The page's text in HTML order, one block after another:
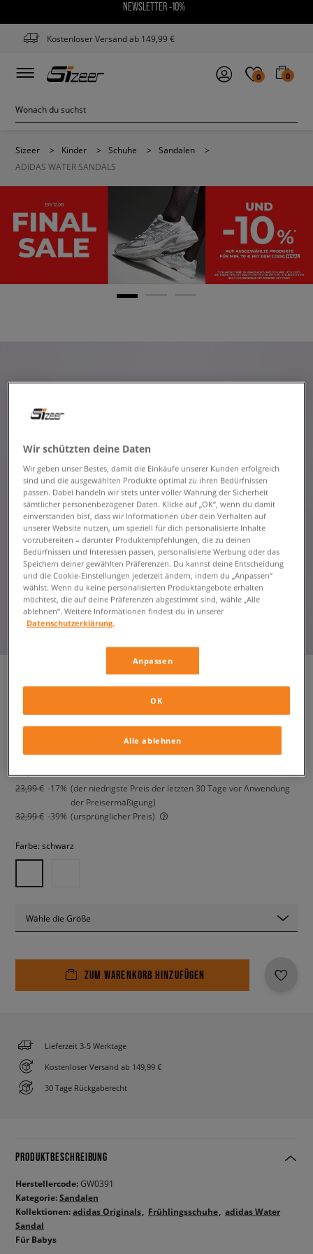
NEWSLETTER -10%
Kostenloser Versand ab 149,99 €
0 0
Sizeer > Kinder > Schuhe > Sandalen
>
ADIDAS WATER SANDALS
kinder, sandalen
23,99 € -17% (der niedrigste Preis der letzten 30 Tage vor Anwendung
der Preisermäßigung)
32,99 € -39% (ursprünglicher Preis)
Farbe: schwarz
Wähle die Größe
ZUM WARENKORB HINZUFÜGEN
Lieferzeit 3-5 Werktage
Kostenloser Versand ab 149,99 €
30 Tage Rückgaberecht
PRODUKTBESCHREIBUNG
Herstellercode:GW0391
Kategorie:Sandalen
Kollektionen:adidas Originals Frühlingsschuhe adidas Water
Sandal
Für Babys
Wir schützten deine Daten
Wir geben unser Bestes, damit die Einkäufe unserer Kunden erfolgreich
sind und die ausgewählten Produkte optimal zu ihren Bedürfnissen
passen. Dabei handeln wir stets unter voller Wahrung der Sicherheit
sämtlicher personenbezogener Daten. Klicke auf „OK“, wenn du damit
einverstanden bist, dass wir Informationen über dein Verhalten auf
unserer Website nutzen, um speziell für dich personalisierte Inhalte
vorzubereiten – darunter Produktempfehlungen, die zu deinen
Bedürfnissen und Interessen passen, personalisierte Werbung oder das
Speichern deiner gewählten Präferenzen. Du kannst deine Entscheidung
und die Cookie-Einstellungen jederzeit ändern, indem du „Anpassen“
wählst. Wenn du keine personalisierten Produktangebote erhalten
möchtest, die auf deine Präferenzen abgestimmt sind, wähle „Alle
ablehnen“. Weitere Informationen findest du in unserer
Datenschutzerklärung.
Anpassen
Alle ablehnen
OK